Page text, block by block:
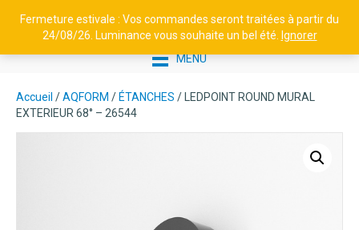
Fermeture estivale : Vos commandes seront traitées à partir du
24/08/26. Luminance vous souhaite un bel été.
Ignorer
MENU
Accueil /AQFORM / ÉTANCHES / LEDPOINT ROUND MURAL
EXTERIEUR 68° – 26544